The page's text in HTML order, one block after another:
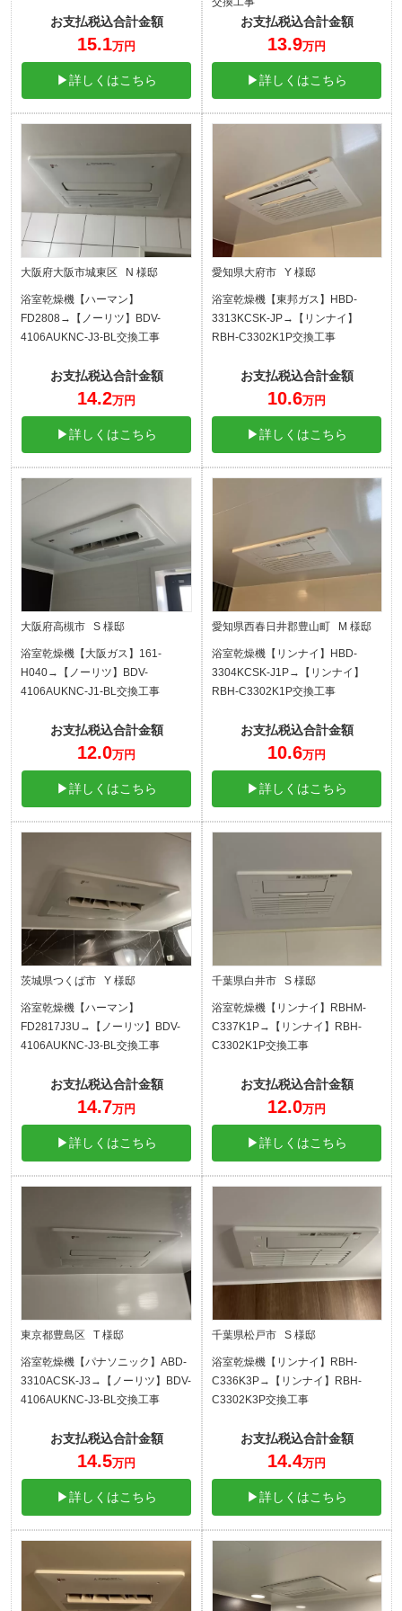
お支払税込合計金額
15.1万円
▶詳しくはこちら
お支払税込合計金額
13.9万円
▶詳しくはこちら
大阪府大阪市城東区 N 様邸
浴室乾燥機【ハーマン】
FD2808→【ノーリツ】BDV-
4106AUKNC-J3-BL交換工事
お支払税込合計金額
14.2万円
▶詳しくはこちら
愛知県大府市 Y 様邸
浴室乾燥機【東邦ガス】HBD-
3313KCSK-JP→【リンナイ】
RBH-C3302K1P交換工事
お支払税込合計金額
10.6万円
▶詳しくはこちら
大阪府高槻市 S 様邸
浴室乾燥機【大阪ガス】161-
H040→【ノーリツ】BDV-
4106AUKNC-J1-BL交換工事
お支払税込合計金額
12.0万円
▶詳しくはこちら
愛知県西春日井郡豊山町 M 様邸
浴室乾燥機【リンナイ】HBD-
3304KCSK-J1P→【リンナイ】
RBH-C3302K1P交換工事
お支払税込合計金額
10.6万円
▶詳しくはこちら
茨城県つくば市 Y 様邸
浴室乾燥機【ハーマン】
FD2817J3U→【ノーリツ】BDV-
4106AUKNC-J3-BL交換工事
お支払税込合計金額
14.7万円
▶詳しくはこちら
千葉県白井市 S 様邸
浴室乾燥機【リンナイ】RBHM-
C337K1P→【リンナイ】RBH-
C3302K1P交換工事
お支払税込合計金額
12.0万円
▶詳しくはこちら
東京都豊島区 T 様邸
浴室乾燥機【パナソニック】ABD-
3310ACSK-J3→【ノーリツ】BDV-
4106AUKNC-J3-BL交換工事
お支払税込合計金額
14.5万円
▶詳しくはこちら
千葉県松戸市 S 様邸
浴室乾燥機【リンナイ】RBH-
C336K3P→【リンナイ】RBH-
C3302K3P交換工事
お支払税込合計金額
14.4万円
▶詳しくはこちら